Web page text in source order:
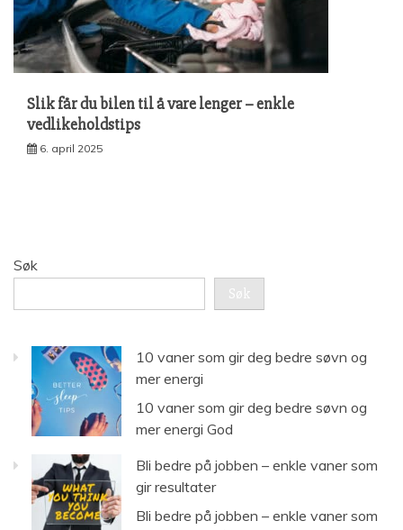
Slik får du bilen til å vare lenger – enkle
vedlikeholdstips
6. april 2025
Søk
Søk
10 vaner som gir deg bedre søvn og
mer energi
10 vaner som gir deg bedre søvn og
mer energi God
Bli bedre på jobben – enkle vaner som
gir resultater
Bli bedre på jobben – enkle vaner som